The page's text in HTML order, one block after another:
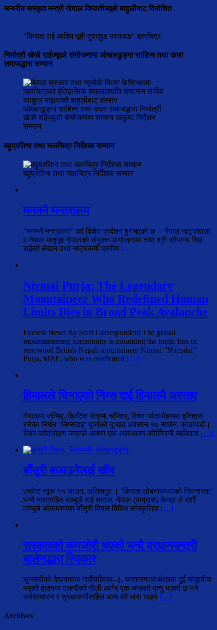
माननीय सस्कृत मन्त्री गोपाल किरातीज्यूबो बाहुलीबाट विमोचित
"किरात राई आदिम भूमी तुवाचुङ जायजङ" बृत्तचित्र
निर्मात्री खेजी राईज्यूको संयोजनामा ओखलढुङ्गा साहित्य तथा कला
समाजद्धारा सम्मान
ओखलढुङ्गा साहित्य तथा कला समाजद्धारा निर्मात्री
खेजी राईज्यूको संयोजनामा सम्मान उत्कृष्ट निर्देशन
सम्मान
बहुप्रतिभा तथा चलचित्र निर्देशक सम्मान
बहुप्रतिभा तथा चलचित्र निर्देशक सम्मान
मनमनै मन्त्रालय
“मनमनै मन्त्रालय” को विशेष प्रर्दशन हुनेभएको छ । नेपाल नाट्यशाला
र नेपाल मातृगृह नेपालको संयुक्त आयोजनामा तथा श्री सौभाग्य सिहं
राईको लेखन तथा नाट्यकर्मी प्रवीण […]
Nirmal Purja: The Legendary
Mountaineer Who Redefined Human
Limits Dies in Broad Peak Avalanche
Everest News By Staff Correspondent The global
mountaineering community is mourning the tragic loss of
renowned British-Nepali mountaineer Nirmal “Nimsdai”
Purja, MBE, who was confirmed […]
हिमालले चिनाएको निम्स दाई हिमालमै अस्ताए
नेपालमा जन्मिए, ब्रिटिश सेनामा चम्किए, विश्व पर्वतारोहणमा इतिहास
रचेका निर्मल ‘निम्सदाइ’ पुर्जाको दुःखद अवसान १७ साउन, काठमाडौं।
विश्व पर्वतारोहण जगतले आफ्ना एक असाधारण कीर्तिमानी व्यक्तित्व […]
बाँसुरी बजाउनेलाई खीर
एभरेष्ट न्यूज १५ साउन, ललितपुर । ‘किरात लोकपरम्पराको निरन्तरता’
भन्ने नारासहित वाम्बुले राई समाज, नेपाल (वाम्रास) केन्द्र ले दशौँ
वाम्बुले लोकपरम्परा बाँसुरी दिवस विविध सांस्कृतिक […]
सरकारको कमजोरी भएको भन्दै प्रधानमन्त्री
बालेनद्धारा स्विकार
सुनसरीको देवानगञ्ज गाउँपालिका–३, कप्तानगञ्ज क्षेत्रमा दुई समूहबीच
भएको झडपमा प्रहरीको गोली लागेर एक जनाको मृत्यु भएको छ भने
सर्वसाधारण र सुरक्षाकर्मीसहित अन्य धेरै जना घाइते […]
Archives